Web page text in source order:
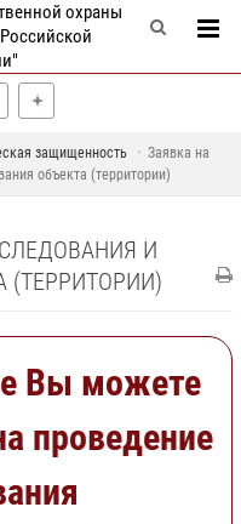
охраны
защищенность
Заявка на
объекта (территории)
И
(ТЕРРИТОРИИ)
Вы можете
проведение